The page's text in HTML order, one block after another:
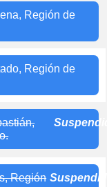
Región de
Región de
Región